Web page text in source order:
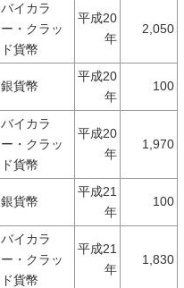
バイカラ
ー・クラッ
ド貨幣
平成20
年
2,050
銀貨幣
平成20
年
100
バイカラ
ー・クラッ
ド貨幣
平成20
年
1,970
銀貨幣
平成21
年
100
バイカラ
ー・クラッ
ド貨幣
平成21
年
1,830